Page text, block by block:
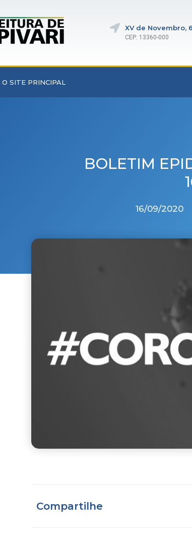
XV de Novembro,
CEP: 13360-000
SITE PRINCIPAL
BOLETIM
16/09/2020
Compartilhe